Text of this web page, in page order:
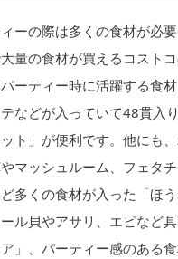
ーの際は多くの食材が必
量の食材が買えるコスト
ーティー時に活躍する食
などが入っていて48貫入
ト」が便利です。他にも
マッシュルーム、フェタ
多くの食材が入った「ほ
ル貝やアサリ、エビなど
」、パーティー感のある